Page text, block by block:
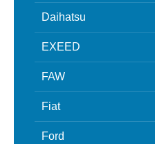
Daihatsu
EXEED
FAW
Fiat
Ford